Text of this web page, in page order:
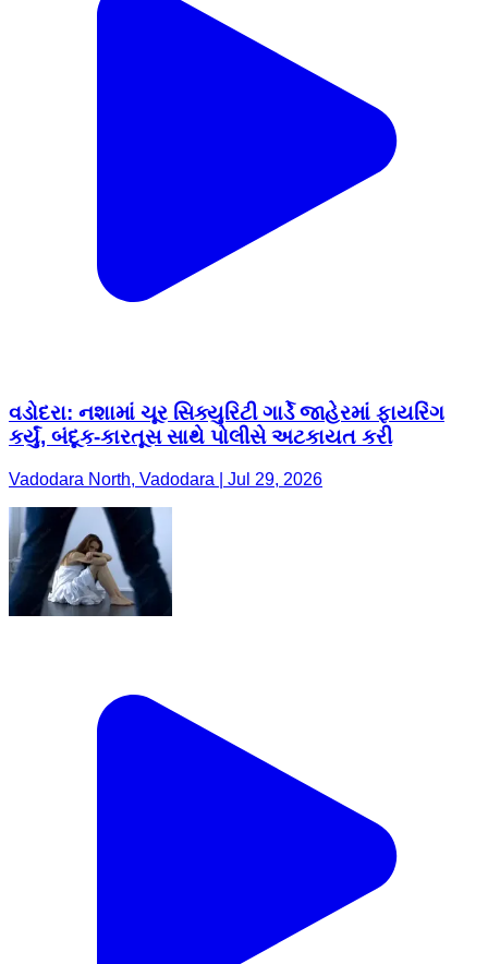
વડોદરા: નશામાં ચૂર સિક્યુરિટી ગાર્ડે જાહેરમાં ફાયરિંગ
કર્યું, બંદૂક-કારતૂસ સાથે પોલીસે અટકાયત કરી
Vadodara North, Vadodara | Jul 29, 2026